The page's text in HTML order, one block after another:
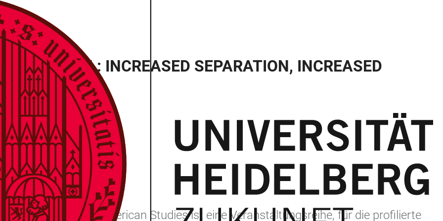
ISRAEL: INCREASED SEPARATION, INCREASED
Heidelberg
Center for American Studies ist eine Veranstaltungsreihe, für die profilierte